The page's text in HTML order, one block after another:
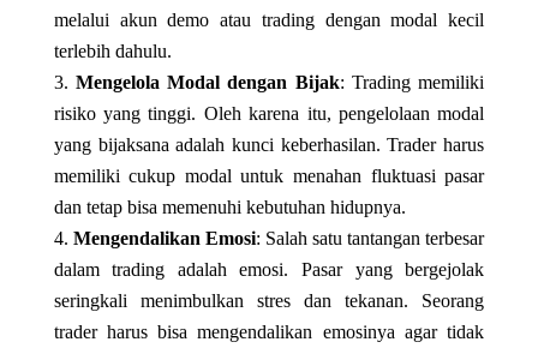
melalui akun demo atau trading dengan modal kecil
terlebih dahulu.
Mengelola Modal dengan Bijak: Trading memiliki
risiko yang tinggi. Oleh karena itu, pengelolaan modal
yang bijaksana adalah kunci keberhasilan. Trader harus
memiliki cukup modal untuk menahan fluktuasi pasar
dan tetap bisa memenuhi kebutuhan hidupnya.
Mengendalikan Emosi: Salah satu tantangan terbesar
dalam trading adalah emosi. Pasar yang bergejolak
seringkali menimbulkan stres dan tekanan. Seorang
trader harus bisa mengendalikan emosinya agar tidak